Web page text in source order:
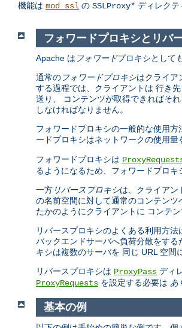
機能は mod_ssl の SSLProxy* ディレクテ
フォワードプロキシとリバ
Apache は フォワードプロキシとして
通常のフォワードプロキシはクライア
する過程では、クライアントは 行き
送り、 コンテンツが取得できればそ
しなければなりません。
フォワードプロキシの一般的な使用
ードプロキシはネットワークの使用量
フォワードプロキシは
るようになるため、フォワードプロ
一方 リバースプロキシは、クライアン
の名前空間に対して通常のコンテン
たかのようにクライアントに コンテン
リバースプロキシのよくある利用方
バックエンドサーバへ負荷分散をす
キシは複数のサーバを 同じ URL 空間
リバースプロキシは ProxyPass ディ
ProxyRequests を設定する必要は あ
基本の例